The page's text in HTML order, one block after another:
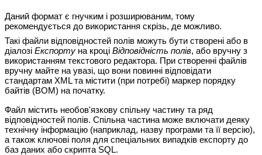
Даний формат є гнучким і розширюваним, тому
рекомендується до використання скрізь, де можливо.
Такі файли відповідностей полів можуть бути створені або в
діалозі Експорту на кроці Відповідність полів, або вручну з
використанням текстового редактора. При створенні файлів
вручну майте на увазі, що вони повинні відповідати
стандартам XML та містити (при потребі) маркер порядку
байтів (BOM) на початку.
Файл містить необов'язкову спільну частину та ряд
відповідностей полів. Спільна частина може включати деяку
технічну інформацію (наприклад, назву програми та її версію),
а також ключові поля для спеціальних випадків експорту до
баз даних або скрипта SQL.